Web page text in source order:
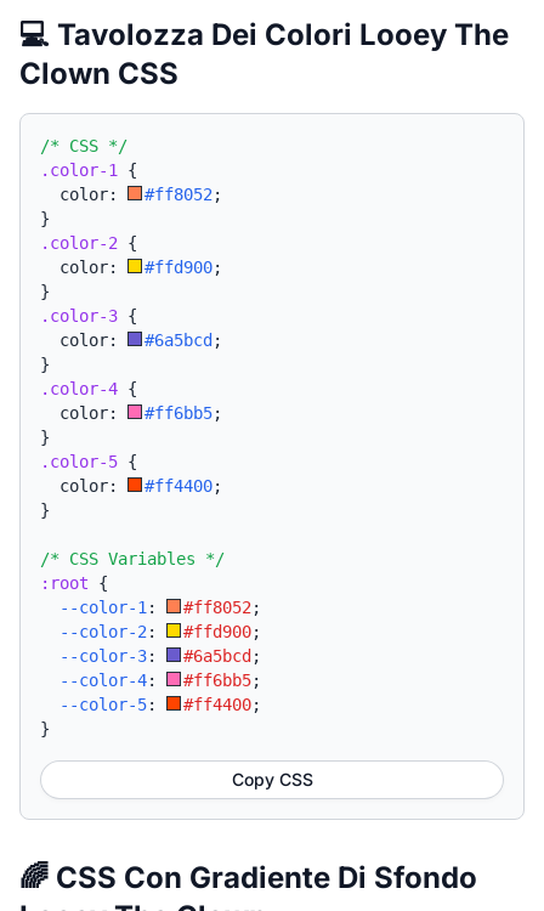
💻 Tavolozza Dei Colori Looey The
Clown CSS
/* CSS */
.color-1
{
  color:
#ff8052 ;
}
.color-2 {
  color:
#ffd900;
}
.color-3 {
  color:
#6a5bcd ;
}
.color-4 {
  color:
#ff6bb5;
}
.color-5 {
  color:
#ff4400;
}
/* CSS Variables */
:root {
--color-1 : #ff8052 ;
--color-2 : #ffd900;
--color-3: #6a5bcd ;
--color-4: #ff6bb5;
--color-5: #ff4400;
}
Copy CSS
🌈 CSS Con Gradiente Di Sfondo